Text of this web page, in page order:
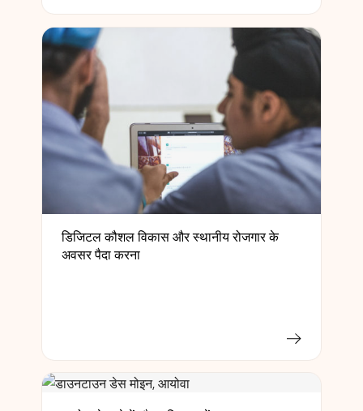
डिजिटल कौशल विकास और स्थानीय रोजगार के
अवसर पैदा करना